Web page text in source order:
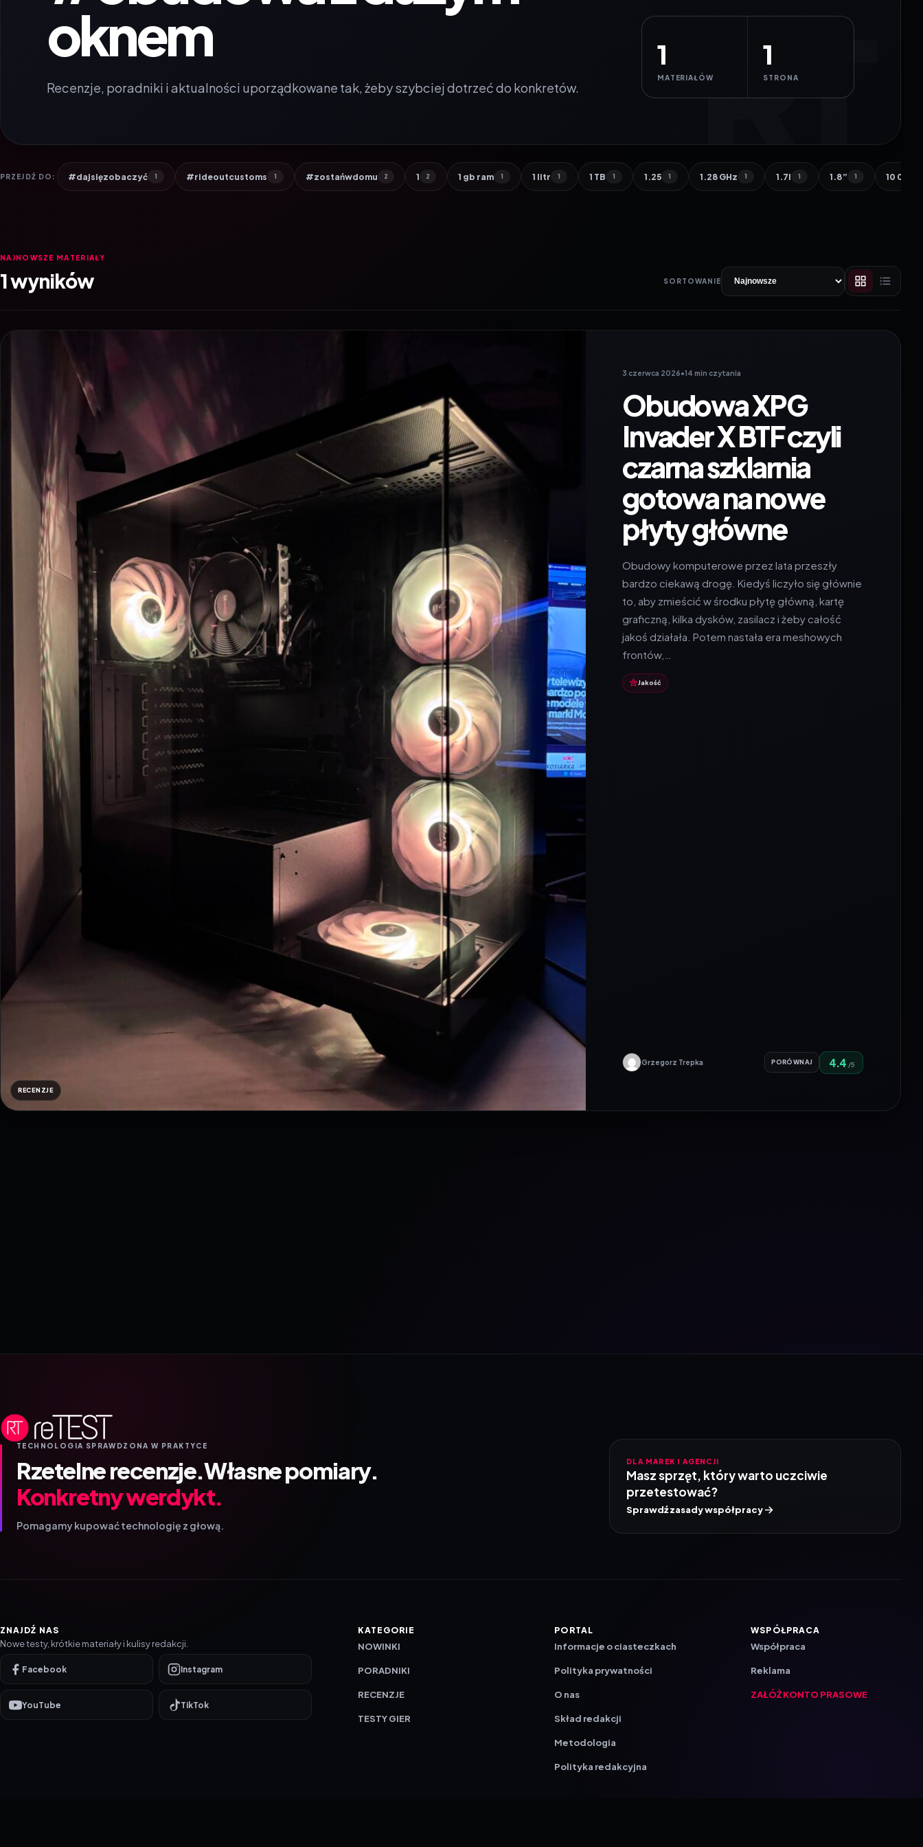
oknem
Recenzje, poradniki i aktualności uporządkowane tak, żeby szybciej dotrzeć do konkretów.
1
MATERIAŁÓW
1
STRONA
PRZEJDŹ DO: #dajsięzobaczyć 1 #rideoutcustoms 1 #zostańwdomu 2 1 2 1 gb ram 1 1 litr 1 1 TB 1 1.25 1 1.28 GHz 1 1.7l 1 1.8” 1 10 000
NAJNOWSZE MATERIAŁY
1 wyników SORTOWANIE
RECENZJE
3 czerwca 2026•14 min czytania
Obudowa XPG
Invader X BTF czyli
czarna szklarnia
gotowa na nowe
płyty główne
Obudowy komputerowe przez lata przeszły
bardzo ciekawą drogę. Kiedyś liczyło się głównie
to, aby zmieścić w środku płytę główną, kartę
graficzną, kilka dysków, zasilacz i żeby całość
jakoś działała. Potem nastała era meshowych
frontów,…
Jakość
Grzegorz Trepka PORÓWNAJ 4.4 /5
TECHNOLOGIA SPRAWDZONA W PRAKTYCE
Rzetelne recenzje.Własne pomiary.
Konkretny werdykt.
Pomagamy kupować technologię z głową.
DLA MAREK I AGENCJI
Masz sprzęt, który warto uczciwie
przetestować?
Sprawdź zasady współpracy
ZNAJDŹ NAS
Nowe testy, krótkie materiały i kulisy redakcji.
Facebook Instagram
YouTube TikTok
KATEGORIE
NOWINKI
PORADNIKI
RECENZJE
TESTY GIER
PORTAL
Informacje o ciasteczkach
Polityka prywatności
O nas
Skład redakcji
Metodologia
Polityka redakcyjna
WSPÓŁPRACA
Współpraca
Reklama
ZAŁÓŻ KONTO PRASOWE